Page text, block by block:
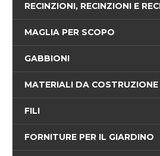
RECINZIONI, RECINZIONI E
MAGLIA PER SCOPO
GABBIONI
MATERIALI DA COSTRUZIONE
FILI
FORNITURE PER IL GIARDINO